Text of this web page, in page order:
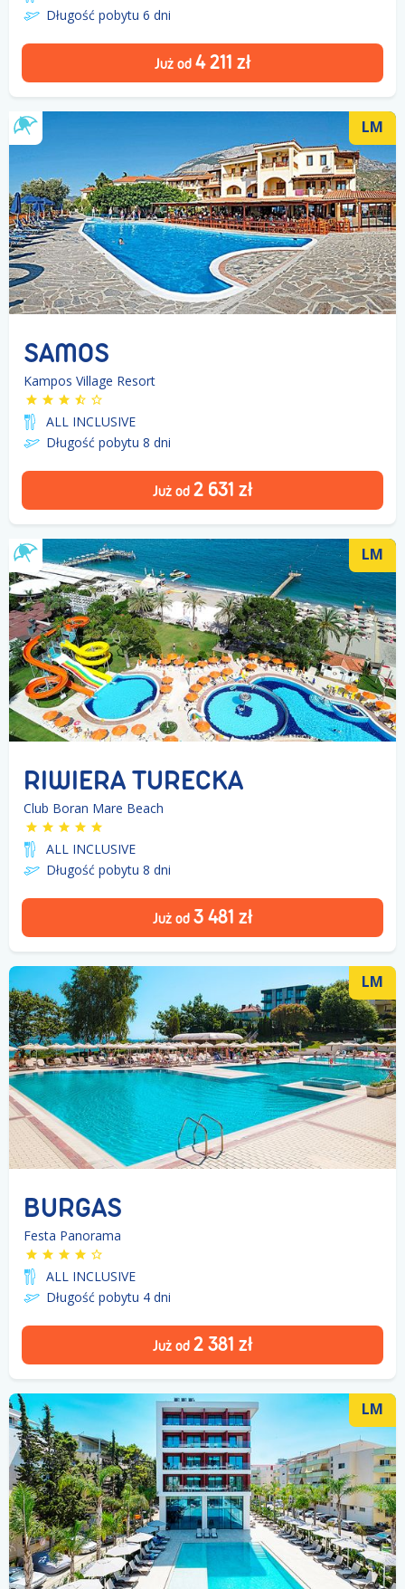
Długość pobytu 6 dni
Już od 4 211 zł
LM
SAMOS
Kampos Village Resort
ALL INCLUSIVE
Długość pobytu 8 dni
Już od 2 631 zł
LM
RIWIERA TURECKA
Club Boran Mare Beach
ALL INCLUSIVE
Długość pobytu 8 dni
Już od 3 481 zł
LM
BURGAS
Festa Panorama
ALL INCLUSIVE
Długość pobytu 4 dni
Już od 2 381 zł
LM